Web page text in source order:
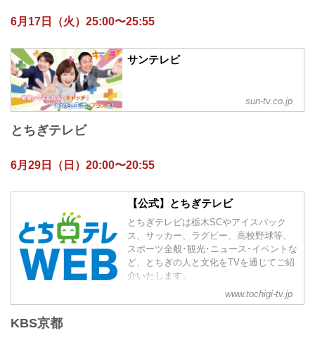
6月17日（火）25:00〜25:55
サンテレビ
sun-tv.co.jp
とちぎテレビ
6月29日（日）20:00〜20:55
【公式】とちぎテレビ
とちぎテレビは栃木SCやアイスバック
ス、サッカー、ラグビー、高校野球等、
スポーツ全般･観光･ニュース･イベントな
ど、とちぎの人と文化をTVを通じてご紹
介いたします。
www.tochigi-tv.jp
KBS京都